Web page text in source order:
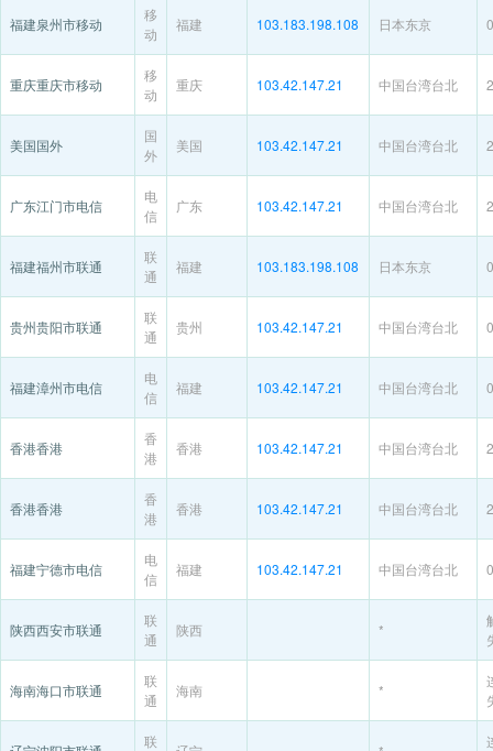
福建泉州市移动
移
动
福建 103.183.198.108 日本东京 0
重庆重庆市移动
移
动
重庆 103.42.147.21 中国台湾台北
美国国外
国
外
美国 103.42.147.21 中国台湾台北
广东江门市电信
电
信
广东 103.42.147.21 中国台湾台北
福建福州市联通
联
通
福建 103.183.198.108 日本东京 0
贵州贵阳市联通
联
通
贵州 103.42.147.21 中国台湾台北 0
福建漳州市电信
电
信
福建 103.42.147.21 中国台湾台北 0
香港香港
香
港
香港 103.42.147.21 中国台湾台北
香港香港
香
港
香港 103.42.147.21 中国台湾台北
福建宁德市电信
电
信
福建 103.42.147.21 中国台湾台北 0
陕西西安市联通
联
通
陕西 *
海南海口市联通
联
通
海南 *
联